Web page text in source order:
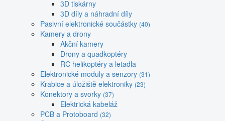
3D tiskárny
3D díly a náhradní díly
Pasivní elektronické součástky (40)
Kamery a drony
Akční kamery
Drony a quadkoptéry
RC helikoptéry a letadla
Elektronické moduly a senzory (31)
Krabice a úložiště elektroniky (23)
Konektory a svorky (37)
Elektrická kabeláž
PCB a Protoboard (32)